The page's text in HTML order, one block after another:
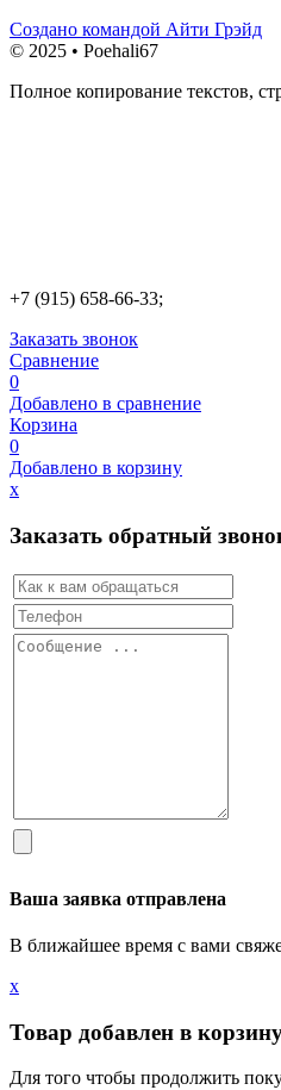
Создано командой Айти Грэйд
© 2025 • Poehali67
Полное копирование текстов,
+7 (915) 658-66-33;
Заказать звонок
Сравнение
0
Добавлено в сравнение
Корзина
0
Добавлено в корзину
х
Заказать обратный
Ваша заявка отправлена
В ближайшее время с вами
х
Товар добавлен в
Для того чтобы продолжить